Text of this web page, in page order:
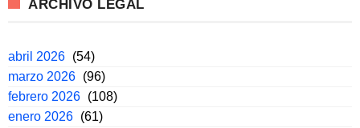
ARCHIVO LEGAL
abril 2026 (54)
marzo 2026 (96)
febrero 2026 (108)
enero 2026 (61)